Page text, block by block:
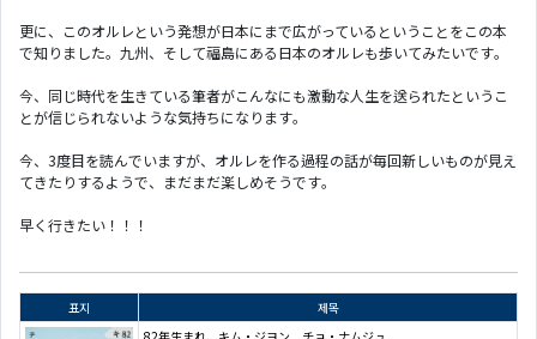
更に、このオルレという発想が日本にまで広がっているということをこの本
で知りました。九州、そして福島にある日本のオルレも歩いてみたいです。
今、同じ時代を生きている筆者がこんなにも激動な人生を送られたというこ
とが信じられないような気持ちになります。
今、3度目を読んでいますが、オルレを作る過程の話が毎回新しいものが見え
てきたりするようで、まだまだ楽しめそうです。
早く行きたい！！！
표지
제목